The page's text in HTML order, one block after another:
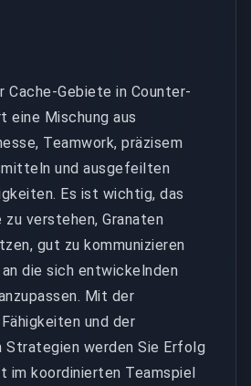
Cache-Gebiete in Counter-
eine Mischung aus
Teamwork, präzisem
und ausgefeilten
Es ist wichtig, das
verstehen, Granaten
gut zu kommunizieren
die sich entwickelnden
Mit der
und der
Strategien werden Sie Erfolg
im koordinierten Teamspiel